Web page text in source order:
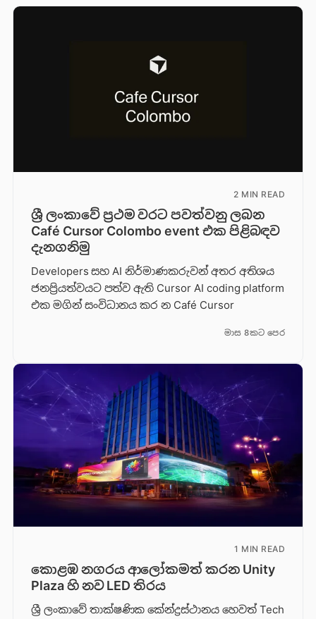
2 MIN READ
ශ්‍රී ලංකාවේ ප්‍රථම වරට පවත්වනු ලබන
Café Cursor Colombo event එක පිළිබඳව
දැනගනිමු
Developers සහ AI නිර්මාණකරුවන් අතර අතිශය
ජනප්‍රියත්වයට පත්ව ඇති Cursor AI coding platform
එක මගින් සංවිධානය කර න Café Cursor
මාස 8කට පෙර
1 MIN READ
කොළඹ නගරය ආලෝකමත් කරන Unity
Plaza හි නව LED තිරය
ශ්‍රී ලංකාවේ තාක්ෂණික කේන්ද්‍රස්ථානය හෙවත් Tech